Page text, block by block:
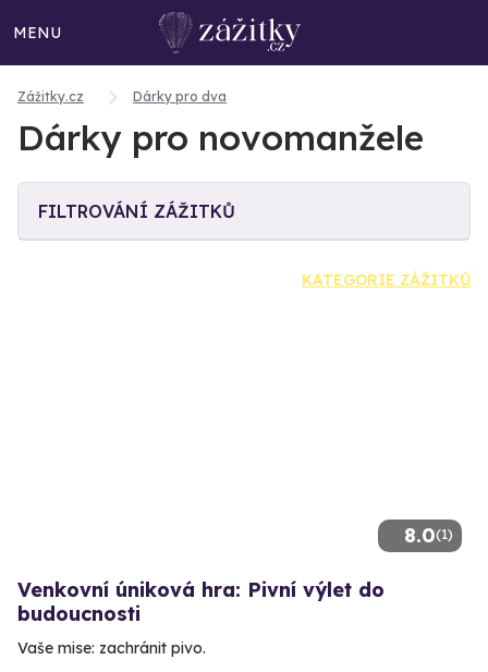
MENU
Zážitky.cz Dárky pro dva
Dárky pro novomanžele
FILTROVÁNÍ ZÁŽITKŮ
KATEGORIE ZÁŽITKŮ
8.0(1)
Venkovní úniková hra: Pivní výlet do
budoucnosti
Vaše mise: zachránit pivo.